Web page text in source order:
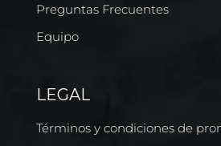
Preguntas Frecuentes
Equipo
LEGAL
Términos y condiciones de